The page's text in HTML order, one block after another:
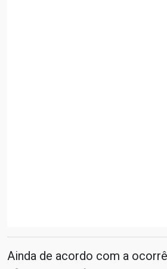
Ainda de acordo com a